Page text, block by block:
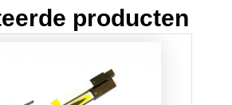
producten